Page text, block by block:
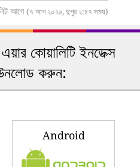
আগে (৭ আগ ২০২৬, দুপুর ২:৪৭ সময়)
কোয়ালিটি ইনডেক্স
করুন:
Android